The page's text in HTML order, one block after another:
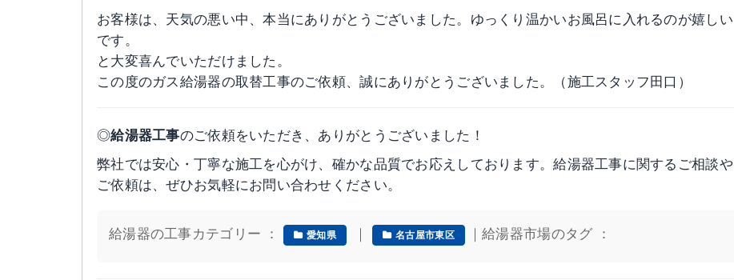
お客様は、天気の悪い中、本当にありがとうございました。ゆっくり温かいお風呂に入れるのが嬉しい
です。
と大変喜んでいただけました。
この度のガス給湯器の取替工事のご依頼、誠にありがとうございました。（施工スタッフ田口）
◎給湯器工事のご依頼をいただき、ありがとうございました！
弊社では安心・丁寧な施工を心がけ、確かな品質でお応えしております。給湯器工事に関するご相談や
ご依頼は、ぜひお気軽にお問い合わせください。
給湯器の工事カテゴリー ： 愛知県 ｜ 名古屋市東区 ｜給湯器市場のタグ ：